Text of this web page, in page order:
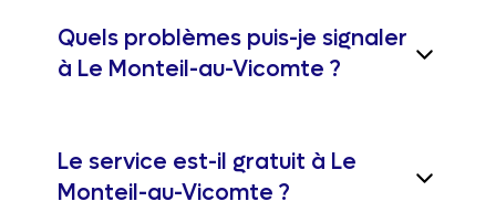
Quels problèmes puis-je signaler
à Le Monteil-au-Vicomte ?
Le service est-il gratuit à Le
Monteil-au-Vicomte ?